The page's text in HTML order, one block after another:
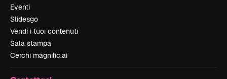
Eventi
Slidesgo
Vendi i tuoi contenuti
Sala stampa
Cerchi magnific.ai